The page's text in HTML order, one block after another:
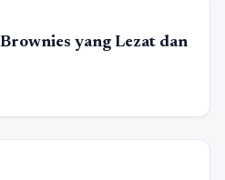
yang Lezat dan